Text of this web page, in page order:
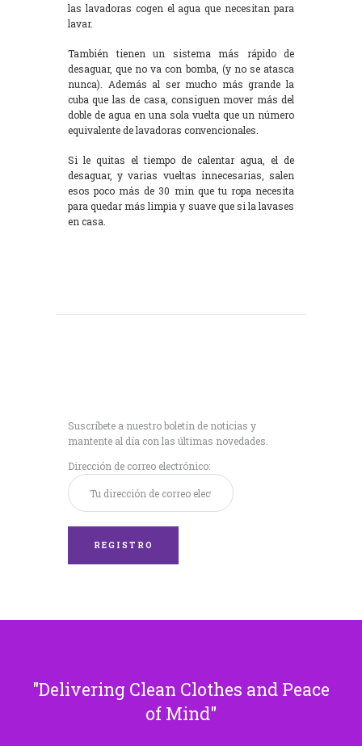
las lavadoras cogen el agua que necesitan para
lavar.
También tienen un sistema más rápido de
desaguar, que no va con bomba, (y no se atasca
nunca). Además al ser mucho más grande la
cuba que las de casa, consiguen mover más del
doble de agua en una sola vuelta que un número
equivalente de lavadoras convencionales.
Si le quitas el tiempo de calentar agua, el de
desaguar, y varias vueltas innecesarias, salen
esos poco más de 30 min que tu ropa necesita
para quedar más limpia y suave que si la lavases
en casa.
Suscríbete a nuestro boletín de noticias y
mantente al día con las últimas novedades.
Dirección de correo electrónico:
Delivering Clean Clothes and Peace
of Mind